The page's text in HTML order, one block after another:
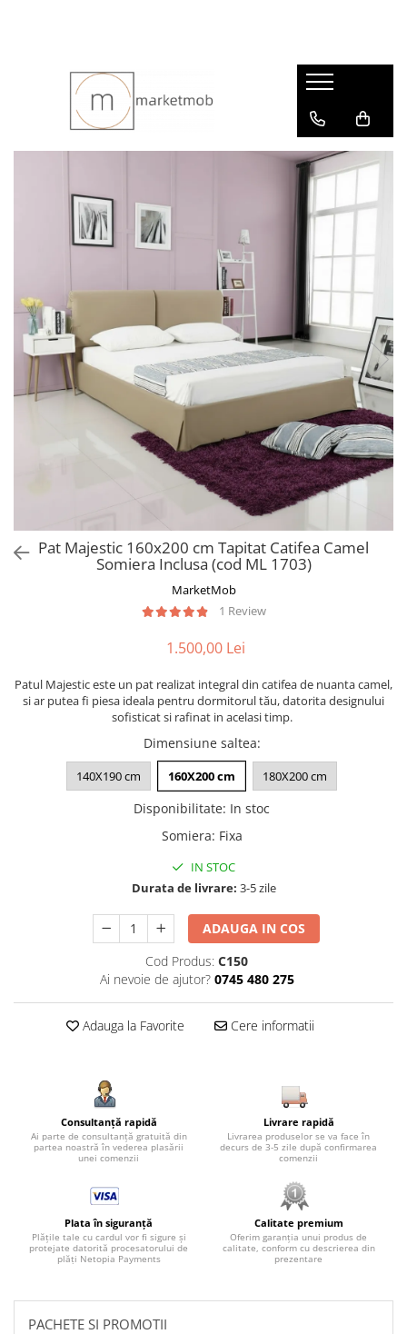
Pat Majestic 160x200 cm Tapitat Catifea Camel
Somiera Inclusa (cod ML 1703)
MarketMob
1 Review
1.500,00 Lei
Patul Majestic este un pat realizat integral din catifea de nuanta camel,
si ar putea fi piesa ideala pentru dormitorul tău, datorita designului
sofisticat si rafinat in acelasi timp.
Dimensiune saltea:
140X190 cm 160X200 cm 180X200 cm
Disponibilitate: In stoc
Somiera: Fixa
IN STOC
Durata de livrare: 3-5 zile
ADAUGA IN COS
Cod Produs: C150
Ai nevoie de ajutor? 0745 480 275
Adauga la Favorite Cere informatii
Consultanță rapidă
Ai parte de consultanță gratuită din
partea noastră în vederea plasării
unei comenzii
Livrare rapidă
Livrarea produselor se va face în
decurs de 3-5 zile după confirmarea
comenzii
Plata în siguranță
Plățile tale cu cardul vor fi sigure și
protejate datorită procesatorului de
plăți Netopia Payments
Calitate premium
Oferim garanția unui produs de
calitate, conform cu descrierea din
prezentare
PACHETE SI PROMOTII